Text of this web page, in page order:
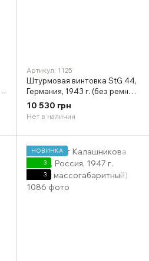
Артикул: 1125
Штурмовая винтовка StG 44,
Германия, 1943 г. (без ремня)
(макет массогабаритный)
10 530 грн
Нет в наличии
НОВИНКА
3
3